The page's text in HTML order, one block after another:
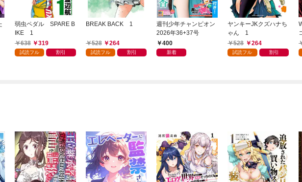
弱虫ペダル SPARE B
IKE 1
638
319
試読フル 割引
BREAK BACK 1
528 264
試読フル 割引
週刊少年チャンピオン
2026年36+37号
400
新着
ヤンキーJKクズハナち
ゃん 1
528
264
試読フル 割引